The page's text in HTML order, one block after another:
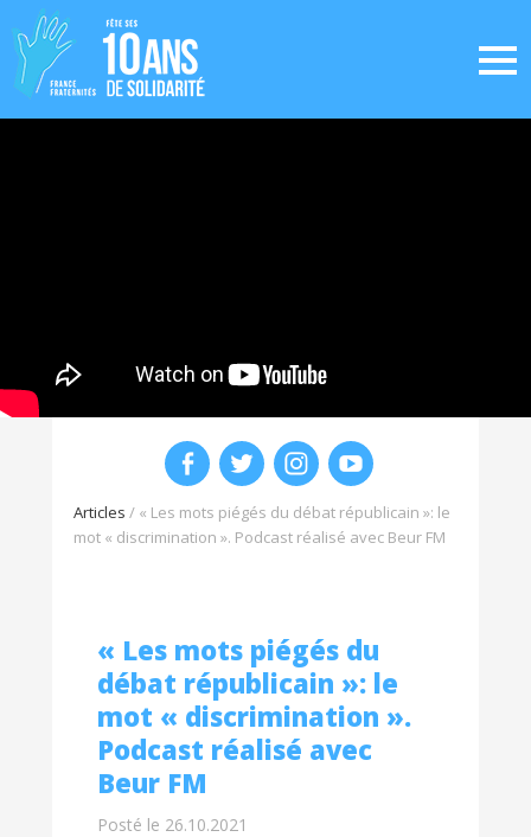
Articles / « Les mots piégés du débat républicain »: le
mot « discrimination ». Podcast réalisé avec Beur FM
« Les mots piégés du
débat républicain »: le
mot « discrimination ».
Podcast réalisé avec
Beur FM
Posté le 26.10.2021